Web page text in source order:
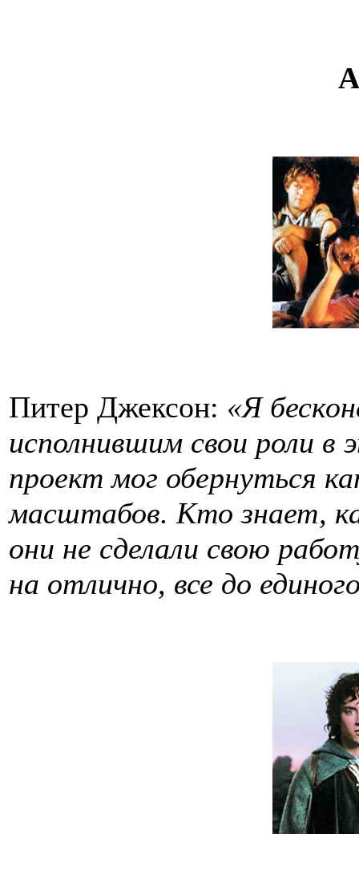
Питер Джексон: «Я
исполнившим свои роли в
проект мог обернуться
масштабов. Кто знает,
они не сделали свою
на отлично, все до